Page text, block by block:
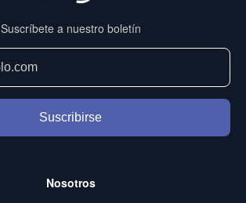
Suscríbete a nuestro boletín
Suscribirse
Nosotros